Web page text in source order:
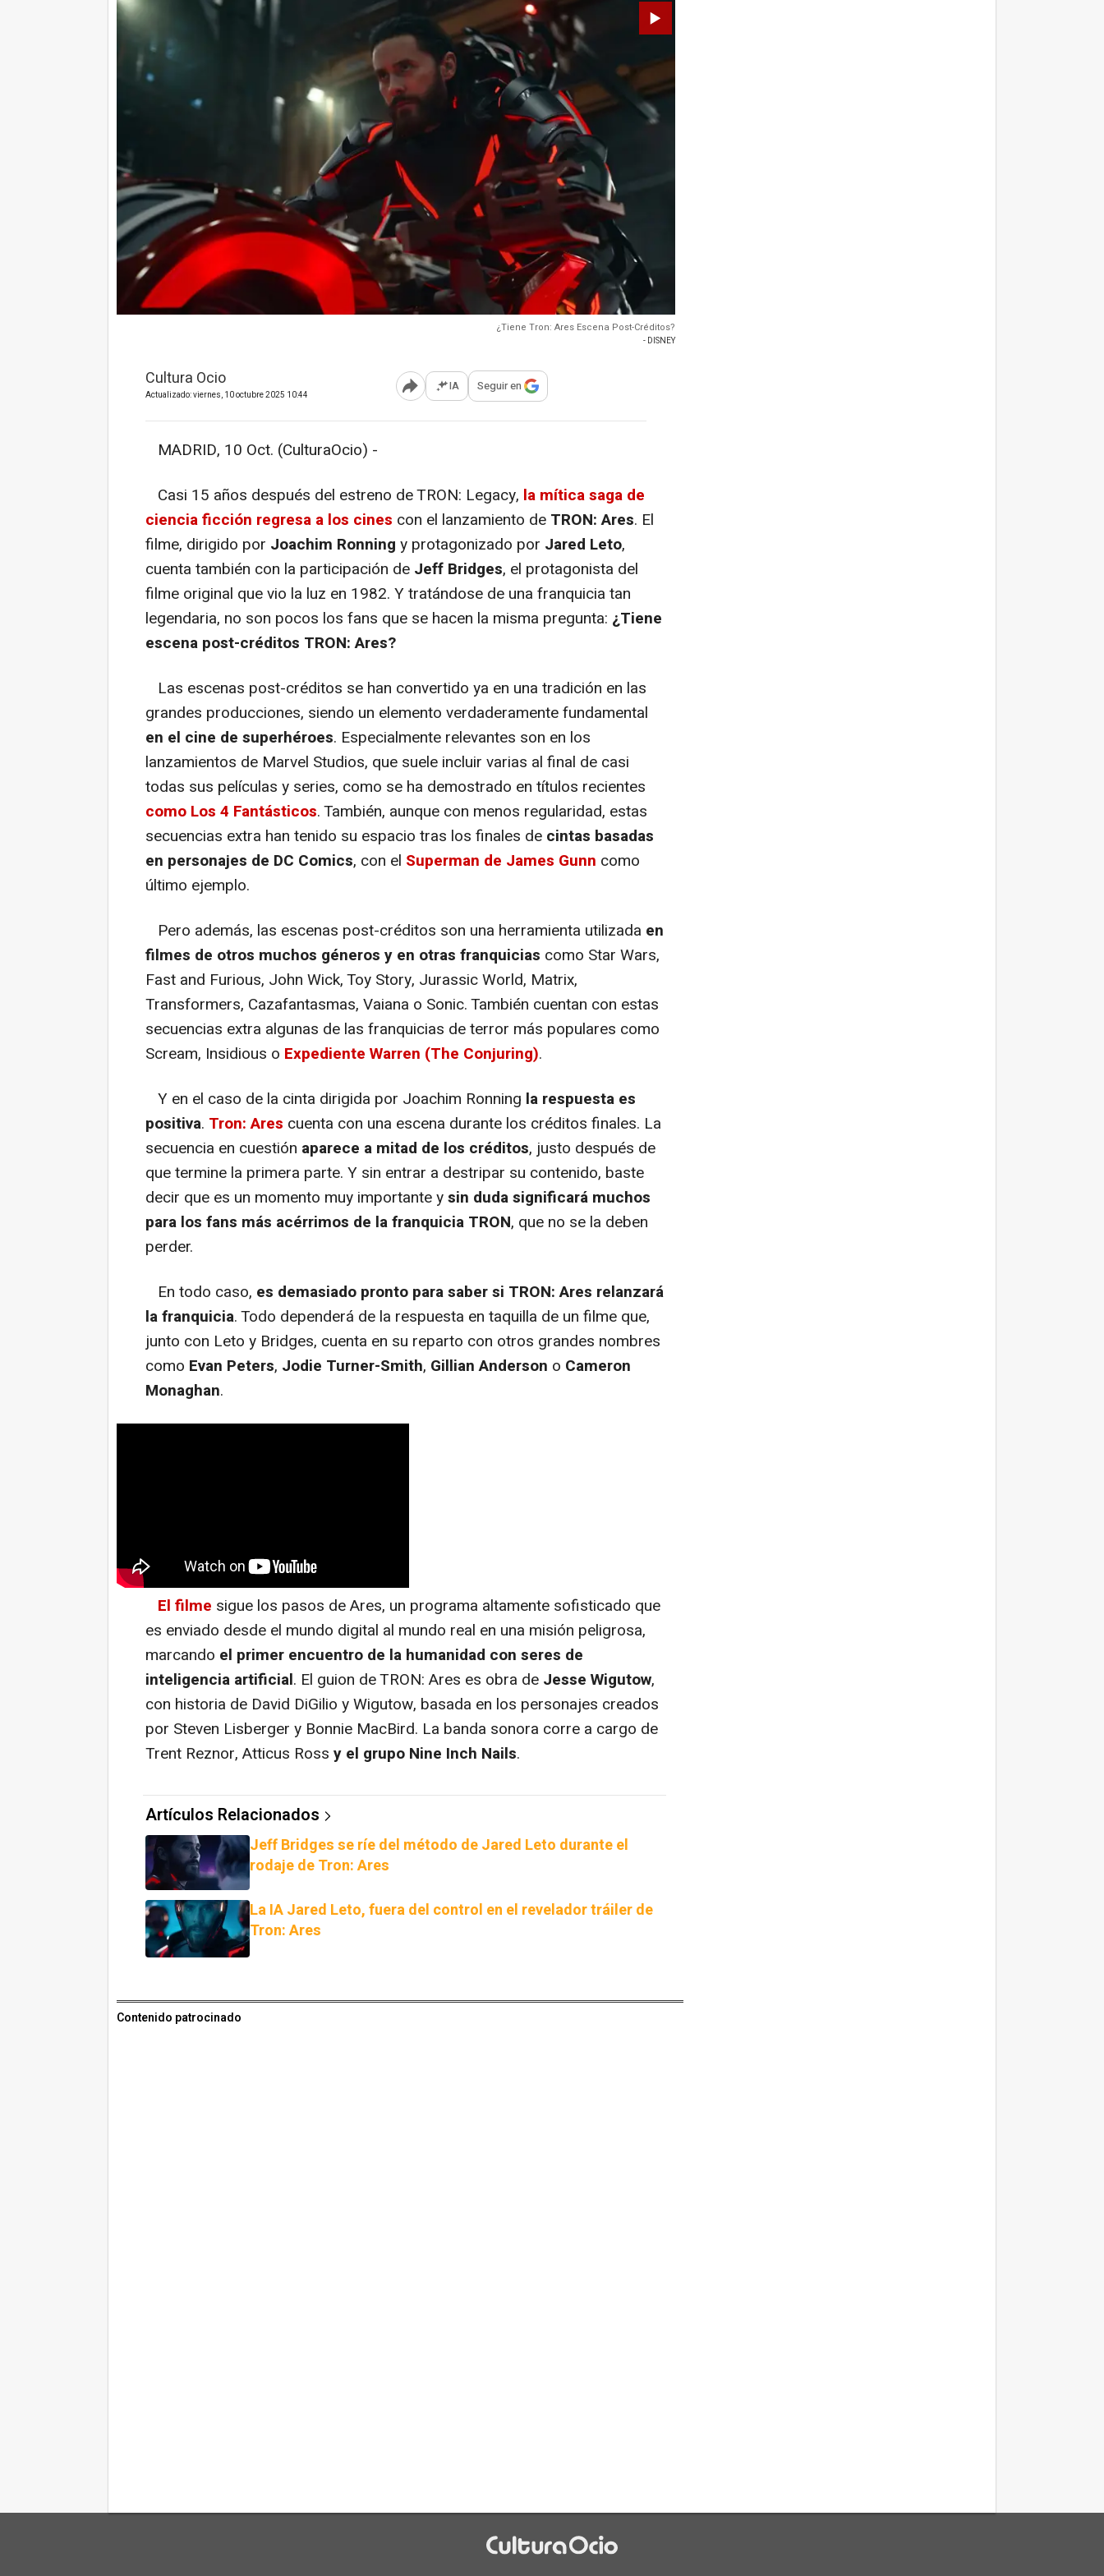
¿Tiene Tron: Ares Escena Post-Créditos?
- DISNEY
Cultura Ocio
Actualizado: viernes, 10 octubre 2025 10:44 Abrir opciones para compartir
IA Seguir en
MADRID, 10 Oct. (CulturaOcio) -
Casi 15 años después del estreno de TRON: Legacy, la mítica saga de
ciencia ficción regresa a los cines con el lanzamiento de TRON: Ares. El
filme, dirigido por Joachim Ronning y protagonizado por Jared Leto,
cuenta también con la participación de Jeff Bridges, el protagonista del
filme original que vio la luz en 1982. Y tratándose de una franquicia tan
legendaria, no son pocos los fans que se hacen la misma pregunta: ¿Tiene
escena post-créditos TRON: Ares?
Las escenas post-créditos se han convertido ya en una tradición en las
grandes producciones, siendo un elemento verdaderamente fundamental
en el cine de superhéroes. Especialmente relevantes son en los
lanzamientos de Marvel Studios, que suele incluir varias al final de casi
todas sus películas y series, como se ha demostrado en títulos recientes
como Los 4 Fantásticos. También, aunque con menos regularidad, estas
secuencias extra han tenido su espacio tras los finales de cintas basadas
en personajes de DC Comics, con el Superman de James Gunn como
último ejemplo.
Pero además, las escenas post-créditos son una herramienta utilizada en
filmes de otros muchos géneros y en otras franquicias como Star Wars,
Fast and Furious, John Wick, Toy Story, Jurassic World, Matrix,
Transformers, Cazafantasmas, Vaiana o Sonic. También cuentan con estas
secuencias extra algunas de las franquicias de terror más populares como
Scream, Insidious o Expediente Warren (The Conjuring).
Y en el caso de la cinta dirigida por Joachim Ronning la respuesta es
positiva. Tron: Ares cuenta con una escena durante los créditos finales. La
secuencia en cuestión aparece a mitad de los créditos, justo después de
que termine la primera parte. Y sin entrar a destripar su contenido, baste
decir que es un momento muy importante ysin duda significará muchos
para los fans más acérrimos de la franquicia TRON, que no se la deben
perder.
En todo caso, es demasiado pronto para saber si TRON: Ares relanzará
la franquicia. Todo dependerá de la respuesta en taquilla de un filme que,
junto con Leto y Bridges, cuenta en su reparto con otros grandes nombres
como Evan Peters, Jodie Turner-Smith, Gillian Anderson o Cameron
Monaghan.
El filme sigue los pasos de Ares, un programa altamente sofisticado que
es enviado desde el mundo digital al mundo real en una misión peligrosa,
marcando el primer encuentro de la humanidad con seres de
inteligencia artificial. El guion de TRON: Ares es obra de Jesse Wigutow,
con historia de David DiGilio y Wigutow, basada en los personajes creados
por Steven Lisberger y Bonnie MacBird. La banda sonora corre a cargo de
Trent Reznor, Atticus Ross y el grupo Nine Inch Nails.
Artículos Relacionados
Jeff Bridges se ríe del método de Jared Leto durante el
rodaje de Tron: Ares
La IA Jared Leto, fuera del control en el revelador tráiler de
Tron: Ares
Contenido patrocinado